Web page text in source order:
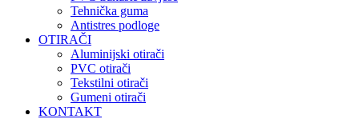
Tehnička guma
Antistres podloge
OTIRAČI
Aluminijski otirači
PVC otirači
Tekstilni otirači
Gumeni otirači
KONTAKT